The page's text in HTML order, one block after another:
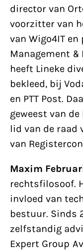
director van
voorzitter van
van Wigo4IT
Management &
heeft Lineke
bekleed, bij
en PTT Post.
geweest van
lid van de raad
van
Maxim
rechtsfilosoof.
invloed van
bestuur. Sinds
zelfstandig
Expert Group